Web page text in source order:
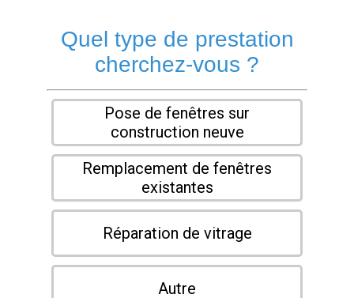
Quel type de prestation
cherchez-vous ?
Pose de fenêtres sur
construction neuve
Remplacement de fenêtres
existantes
Réparation de vitrage
Autre